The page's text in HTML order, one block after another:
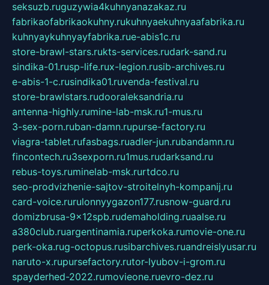
seksuzb.ruguzywia4kuhnyanazakaz.ru
fabrikaofabrikaokuhny.rukuhnyaekuhnyaafabrika.ru
kuhnyaykuhnyayfabrika.rue-abis1c.ru
store-brawl-stars.rukts-services.rudark-sand.ru
sindika-01.rusp-life.rux-legion.rusib-archives.ru
e-abis-1-c.rusindika01.ruvenda-festival.ru
store-brawlstars.rudooraleksandria.ru
antenna-highly.rumine-lab-msk.ru1-mus.ru
3-sex-porn.ruban-damn.rupurse-factory.ru
viagra-tablet.rufasbags.ruadler-jun.rubandamn.ru
fincontech.ru3sexporn.ru1mus.rudarksand.ru
rebus-toys.ruminelab-msk.rurtdco.ru
seo-prodvizhenie-sajtov-stroitelnyh-kompanij.ru
card-voice.rurulonnyygazon177.rusnow-guard.ru
domizbrusa-9x12spb.rudemaholding.ruaalse.ru
a380club.ruargentinamia.ruperkoka.rumovie-one.ru
perk-oka.rug-octopus.rusibarchives.ruandreislyusar.ru
naruto-x.rupursefactory.rutor-lyubov-i-grom.ru
spayderhed-2022.rumovieone.ruevro-dez.ru